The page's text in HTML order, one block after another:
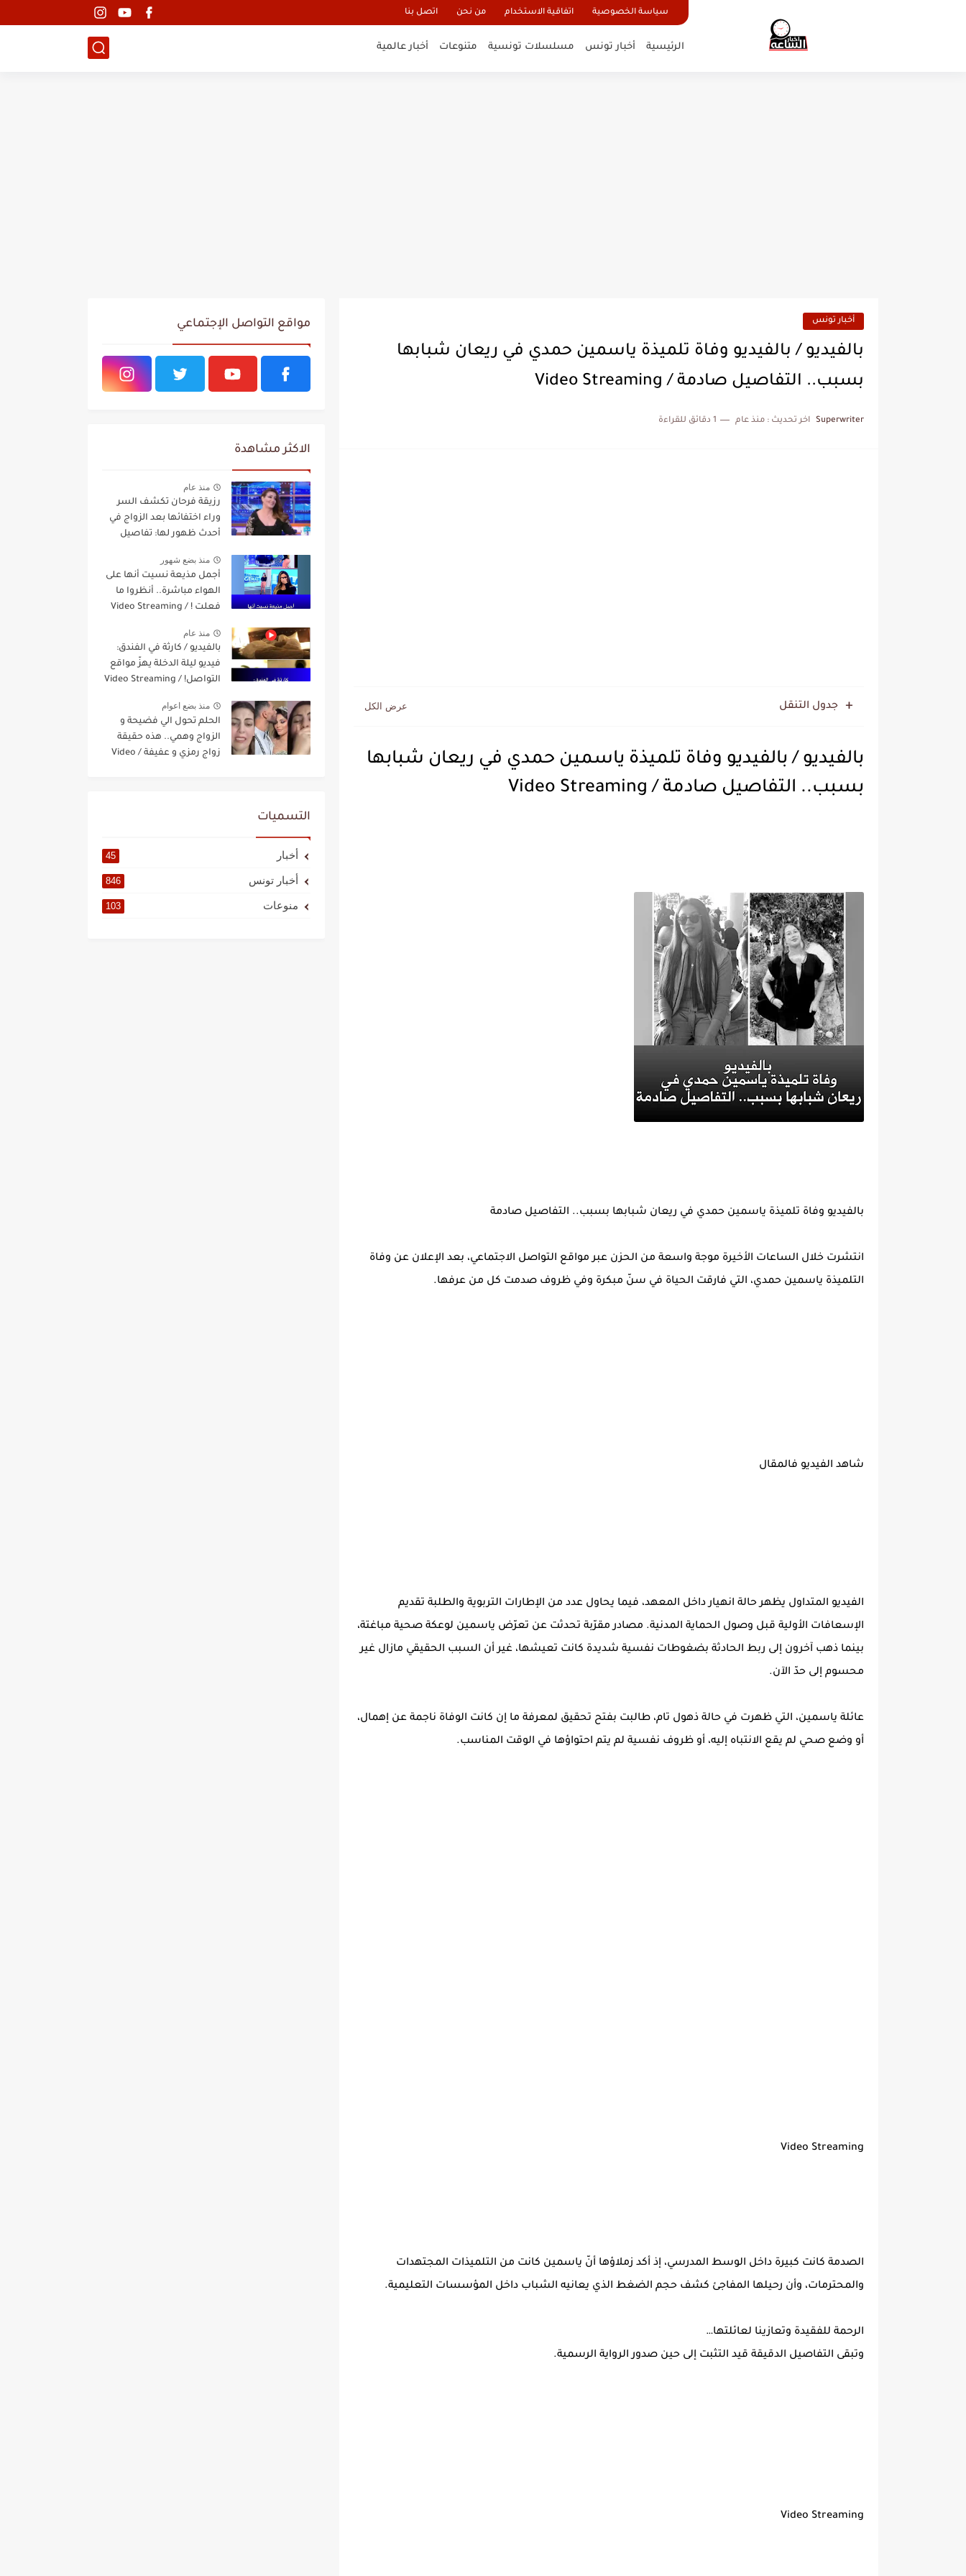
سياسة الخصوصية اتفاقية الاستخدام من نحن اتصل بنا
الرئيسية أخبار تونس مسلسلات تونسية متنوعات أخبار عالمية
أخبار تونس
بالفيديو / بالفيديو وفاة تلميذة ياسمين حمدي في ريعان شبابها
بسبب.. التفاصيل صادمة / Video Streaming
Superwriter اخر تحديث : منذ عام 1 دقائق للقراءة
جدول التنقل
بالفيديو / بالفيديو وفاة تلميذة ياسمين حمدي في ريعان شبابها
بسبب.. التفاصيل صادمة / Video Streaming
بالفيديو وفاة تلميذة ياسمين حمدي في ريعان شبابها بسبب.. التفاصيل صادمة
انتشرت خلال الساعات الأخيرة موجة واسعة من الحزن عبر مواقع التواصل الاجتماعي، بعد الإعلان عن وفاة
التلميذة ياسمين حمدي، التي فارقت الحياة في سنّ مبكرة وفي ظروف صدمت كل من عرفها.
شاهد الفيديو فالمقال
الفيديو المتداول يظهر حالة انهيار داخل المعهد، فيما يحاول عدد من الإطارات التربوية والطلبة تقديم
الإسعافات الأولية قبل وصول الحماية المدنية. مصادر مقرّبة تحدثت عن تعرّض ياسمين لوعكة صحية مباغتة،
بينما ذهب آخرون إلى ربط الحادثة بضغوطات نفسية شديدة كانت تعيشها، غير أن السبب الحقيقي مازال غير
محسوم إلى حدّ الآن.
عائلة ياسمين، التي ظهرت في حالة ذهول تام، طالبت بفتح تحقيق لمعرفة ما إن كانت الوفاة ناجمة عن إهمال،
أو وضع صحي لم يقع الانتباه إليه، أو ظروف نفسية لم يتم احتواؤها في الوقت المناسب.
Video Streaming
الصدمة كانت كبيرة داخل الوسط المدرسي، إذ أكد زملاؤها أنّ ياسمين كانت من التلميذات المجتهدات
والمحترمات، وأن رحيلها المفاجئ كشف حجم الضغط الذي يعانيه الشباب داخل المؤسسات التعليمية.
الرحمة للفقيدة وتعازينا لعائلتها…
وتبقى التفاصيل الدقيقة قيد التثبت إلى حين صدور الرواية الرسمية.
Video Streaming
مواقع التواصل الإجتماعي
الاكثر مشاهدة
منذ عام
رزيقة فرحان تكشف السر
وراء اختفائها بعد الزواج في
أحدث ظهور لها: تفاصيل
منذ بضع شهور
أجمل مذيعة نسيت أنها على
الهواء مباشرة.. أنظروا ما
فعلت ! / Video Streaming
منذ عام
بالفيديو / كارثة في الفندق:
فيديو ليلة الدخلة يهزّ مواقع
التواصل! / Video Streaming
منذ بضع اعوام
الحلم تحول الي فضيحة و
الزواج وهمي.. هذه حقيقة
زواج رمزي و عفيفة / Video
التسميات
أخبار 45
أخبار تونس 846
منوعات 103